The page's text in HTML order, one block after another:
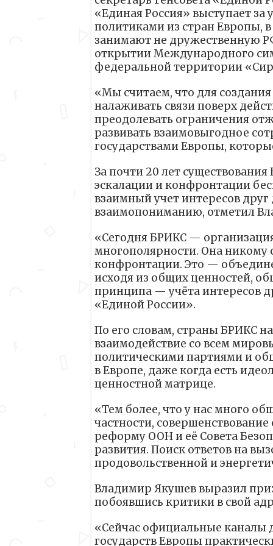
«Единая Россия» выступает
политиками из стран Европы, в
занимают не дружественную
открытии Международного
федеральной территории
«Мы считаем, что для
налаживать связи поверх
преодолевать ограничения
развивать взаимовыгодное
государствами Европы,
За почти 20 лет
эскалации и конфронтации
взаимный учет интересов
взаимопониманию, отметил
«Сегодня БРИКС —
многополярности. Она никому
конфронтации. Это —
исходя из общих ценностей,
принципа — учёта интересов
«Единой России».
По его словам, страны БРИКС
взаимодействие со всем
политическими партиями и
в Европе, даже когда есть
ценностной матрице.
«Тем более, что у нас много
частности,
реформу ООН и её Совета
развития. Поиск ответов на
продовольственной и
Владимир Якушев выразил
побоявшись критики в свой
«Сейчас официальные каналы
государств Европы